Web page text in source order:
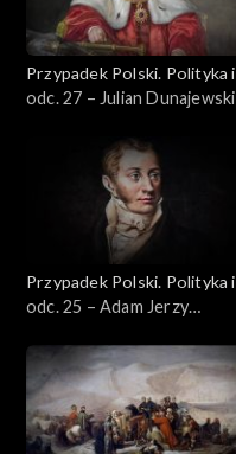
Przypadek Polski. Polityka i
idee
odc. 27 – Julian Dunajewski
Przypadek Polski. Polityka i
idee
odc. 25 – Adam Jerzy